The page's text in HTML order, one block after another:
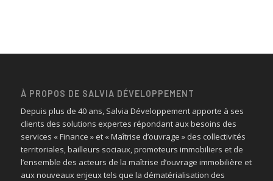
À PROPOS DE SALVIA DÉVELOPPEMENT
Depuis plus de 40 ans, Salvia Développement apporte à ses
clients des solutions expertes répondant aux besoins des
services « Finance » et « Maîtrise d’ouvrage » des collectivités
territoriales, bailleurs sociaux, promoteurs immobiliers et de
l’ensemble des acteurs de la maîtrise d’ouvrage immobilière et
aux nouveaux enjeux tels que la dématérialisation des